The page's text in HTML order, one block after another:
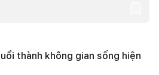
thành không gian sống hiện